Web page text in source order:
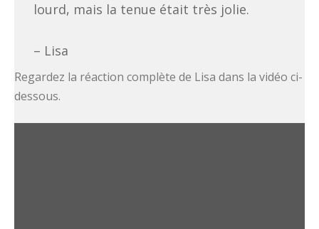
lourd, mais la tenue était très jolie.
– Lisa
Regardez la réaction complète de Lisa dans la vidéo ci-
dessous.